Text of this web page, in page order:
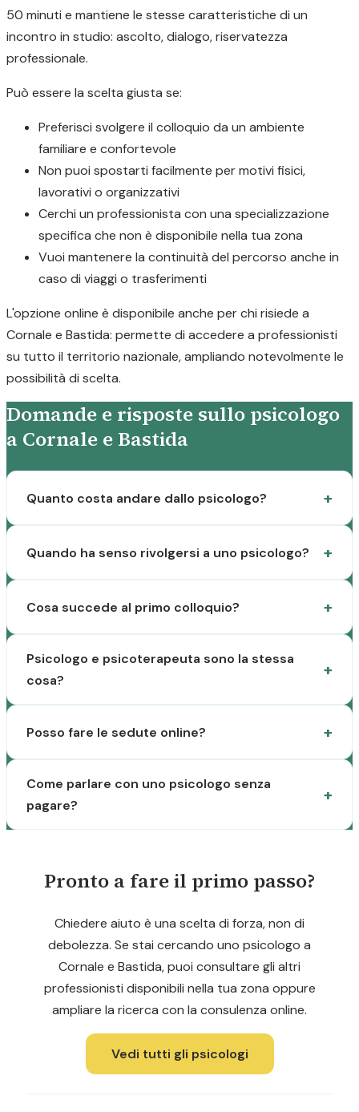
50 minuti e mantiene le stesse caratteristiche di un
incontro in studio: ascolto, dialogo, riservatezza
professionale.
Può essere la scelta giusta se:
Preferisci svolgere il colloquio da un ambiente
familiare e confortevole
Non puoi spostarti facilmente per motivi fisici,
lavorativi o organizzativi
Cerchi un professionista con una specializzazione
specifica che non è disponibile nella tua zona
Vuoi mantenere la continuità del percorso anche in
caso di viaggi o trasferimenti
L'opzione online è disponibile anche per chi risiede a
Cornale e Bastida: permette di accedere a professionisti
su tutto il territorio nazionale, ampliando notevolmente le
possibilità di scelta.
Domande e risposte sullo psicologo
a Cornale e Bastida
Quanto costa andare dallo psicologo?
Quando ha senso rivolgersi a uno psicologo?
Cosa succede al primo colloquio?
Psicologo e psicoterapeuta sono la stessa
cosa?
Posso fare le sedute online?
Come parlare con uno psicologo senza
pagare?
Pronto a fare il primo passo?
Chiedere aiuto è una scelta di forza, non di
debolezza. Se stai cercando uno psicologo a
Cornale e Bastida, puoi consultare gli altri
professionisti disponibili nella tua zona oppure
ampliare la ricerca con la consulenza online.
Vedi tutti gli psicologi